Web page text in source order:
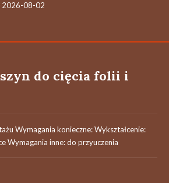
2026-08-02
do cięcia folii i
Wymagania konieczne: Wykształcenie:
Wymagania inne: do przyuczenia